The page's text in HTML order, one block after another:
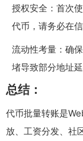
授权安全：首次
代币，请务必在
流动性考量：确
堵导致部分地址
总结：
代币批量转账是
放、工资分发、社